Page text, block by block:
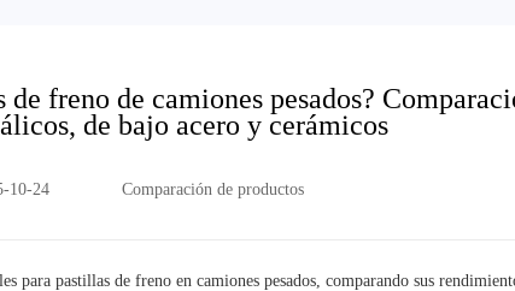
freno de camiones pesados?
de bajo acero y cerámicos
10-24 Comparación de productos
para pastillas de freno en camiones pesados, comparando sus